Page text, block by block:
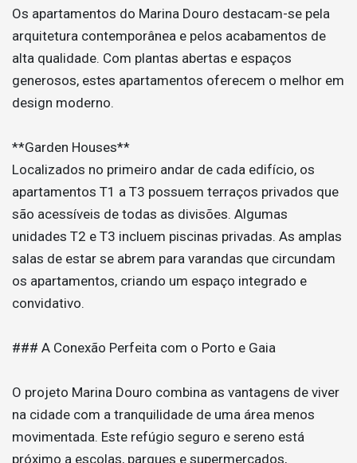
Os apartamentos do Marina Douro destacam-se pela
arquitetura contemporânea e pelos acabamentos de
alta qualidade. Com plantas abertas e espaços
generosos, estes apartamentos oferecem o melhor em
design moderno.
**Garden Houses**
Localizados no primeiro andar de cada edifício, os
apartamentos T1 a T3 possuem terraços privados que
são acessíveis de todas as divisões. Algumas
unidades T2 e T3 incluem piscinas privadas. As amplas
salas de estar se abrem para varandas que circundam
os apartamentos, criando um espaço integrado e
convidativo.
### A Conexão Perfeita com o Porto e Gaia
O projeto Marina Douro combina as vantagens de viver
na cidade com a tranquilidade de uma área menos
movimentada. Este refúgio seguro e sereno está
próximo a escolas, parques e supermercados,